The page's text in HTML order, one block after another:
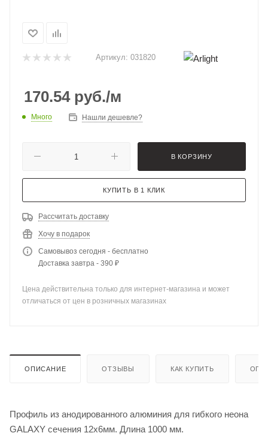
Артикул: 031820
170.54руб./м
Много Нашли дешевле?
В КОРЗИНУ
КУПИТЬ В 1 КЛИК
Рассчитать доставку
Хочу в подарок
Самовывоз сегодня - бесплатно
Доставка завтра - 390 ₽
Цена действительна только для интернет-магазина и может
отличаться от цен в розничных магазинах
ОПИСАНИЕ ОТЗЫВЫ КАК КУПИТЬ
Профиль из анодированного алюминия для гибкого неона
GALAXY сечения 12х6мм. Длина 1000 мм.